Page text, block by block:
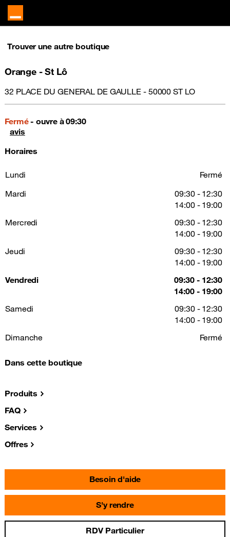
Trouver une autre boutique
Orange - St Lô
32 PLACE DU GENERAL DE GAULLE - 50000 ST LO
Fermé- ouvre à 09:30
avis
Horaires
Lundi
Fermé
Mardi
09:30 - 12:30
14:00 - 19:00
Mercredi
09:30 - 12:30
14:00 - 19:00
Jeudi
09:30 - 12:30
14:00 - 19:00
Vendredi
09:30 - 12:30
14:00 - 19:00
Samedi
09:30 - 12:30
14:00 - 19:00
Dimanche
Fermé
Dans cette boutique
Produits
FAQ
Services
Offres
Besoin d'aide
S'y rendre
RDV Particulier